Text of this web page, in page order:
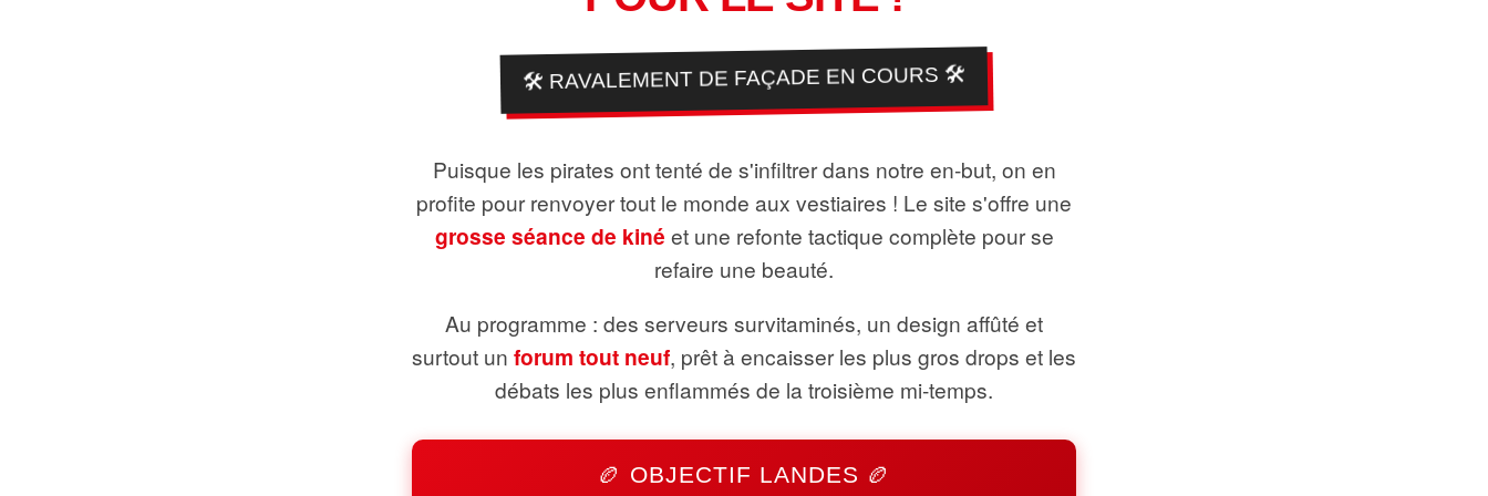
🛠️ RAVALEMENT DE FAÇADE EN COURS 🛠️
Puisque les pirates ont tenté de s'infiltrer dans notre en-but, on en
profite pour renvoyer tout le monde aux vestiaires ! Le site s'offre une
grosse séance de kiné et une refonte tactique complète pour se
refaire une beauté.
Au programme : des serveurs survitaminés, un design affûté et
surtout un forum tout neuf, prêt à encaisser les plus gros drops et les
débats les plus enflammés de la troisième mi-temps.
🏉 OBJECTIF LANDES 🏉